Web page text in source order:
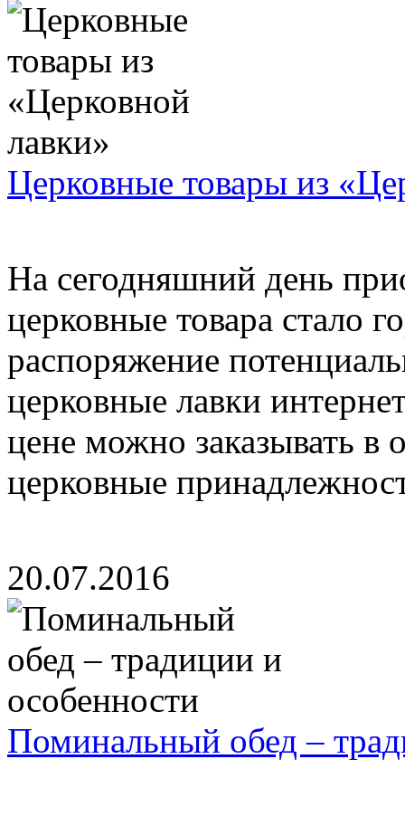
Церковные товары из
На сегодняшний день
церковные товара стало
распоряжение
церковные лавки
цене можно заказывать
церковные
20.07.2016
Поминальный обед –